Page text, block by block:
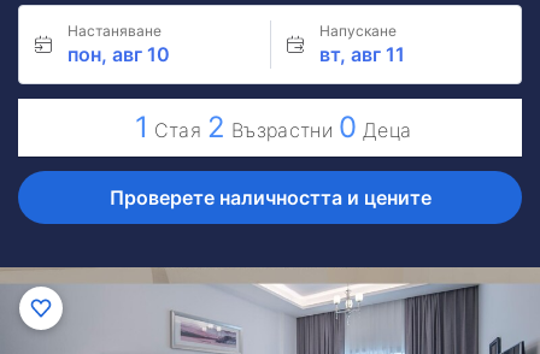
Настаняване
пон, авг 10
Напускане
вт, авг 11
1 Стая 2 Възрастни 0 Деца
Проверете наличността и цените